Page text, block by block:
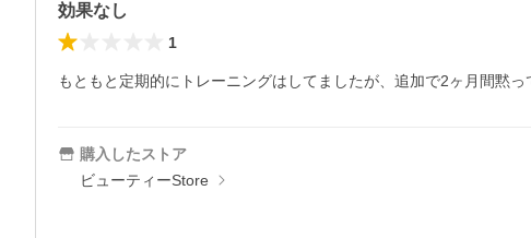
効果なし
1
もともと定期的にトレーニングはしてましたが、追加で2ヶ月間黙
購入したストア
ビューティーStore